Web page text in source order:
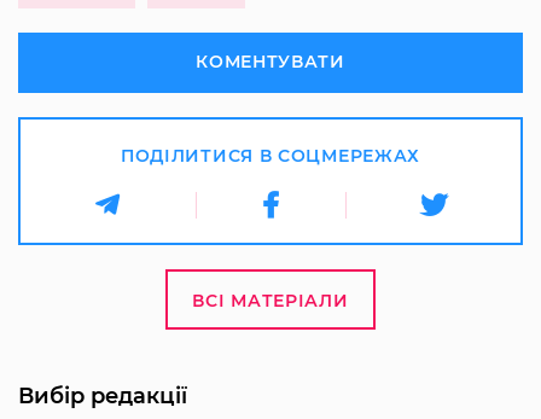
КОМЕНТУВАТИ
ПОДІЛИТИСЯ В СОЦМЕРЕЖАХ
ВСІ МАТЕРІАЛИ
Вибір редакції